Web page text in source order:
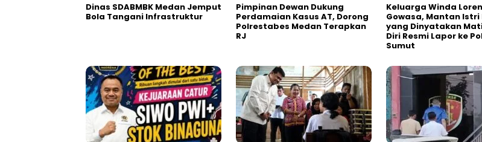
Dinas SDABMBK Medan Jemput
Bola Tangani Infrastruktur
Pimpinan Dewan Dukung
Perdamaian Kasus AT, Dorong
Polrestabes Medan Terapkan
RJ
Keluarga Winda
Gowasa, Mantan Istri
yang Dinyatakan
Diri Resmi Lapor ke
Sumut